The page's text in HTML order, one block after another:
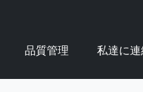
品質管理 私達に